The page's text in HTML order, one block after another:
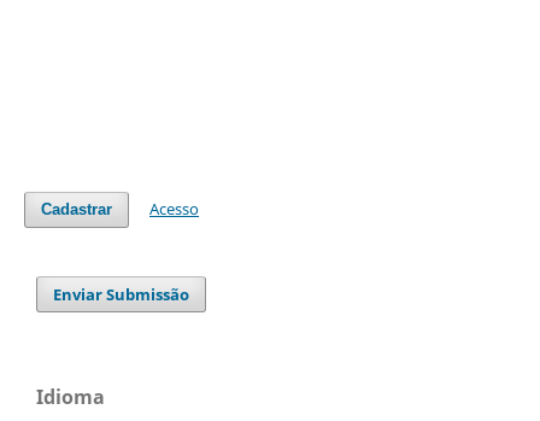
Cadastrar Acesso
Enviar Submissão
Idioma